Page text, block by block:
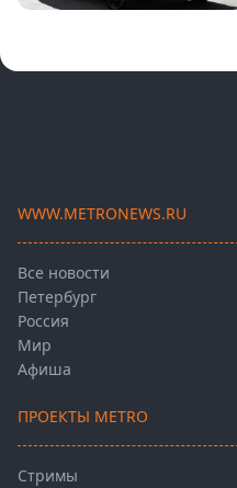
WWW.METRONEWS.RU
Все новости
Петербург
Россия
Мир
Афиша
ПРОЕКТЫ METRO
Стримы